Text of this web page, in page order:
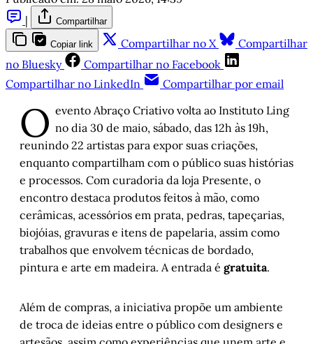
|
Compartilhar
Copiar link Compartilhar no X
Compartilhar
no Bluesky
Compartilhar no Facebook
Compartilhar no LinkedIn
Compartilhar por email
O evento Abraço Criativo volta ao Instituto Ling
no dia 30 de maio, sábado, das 12h às 19h,
reunindo 22 artistas para expor suas criações,
enquanto compartilham com o público suas histórias
e processos. Com curadoria da loja Presente, o
encontro destaca produtos feitos à mão, como
cerâmicas, acessórios em prata, pedras, tapeçarias,
biojóias, gravuras e itens de papelaria, assim como
trabalhos que envolvem técnicas de bordado,
pintura e arte em madeira. A entrada é gratuita.
Além de compras, a iniciativa propõe um ambiente
de troca de ideias entre o público com designers e